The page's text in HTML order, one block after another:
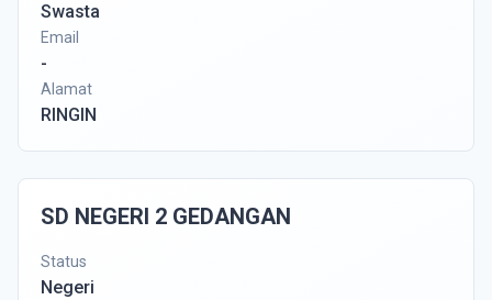
Swasta
Email
-
Alamat
RINGIN
SD NEGERI 2 GEDANGAN
Status
Negeri